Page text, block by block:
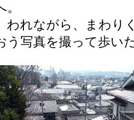
。
われながら、まわり
う写真を撮って歩い